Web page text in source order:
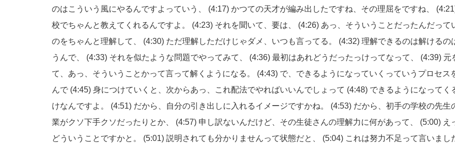
のはこういう風にやるんですよっていう、
(4:17) かつての天才が編み出したですね、その理屈をですね、
校でちゃんと教えてくれるんですよ。
(4:23) それを聞いて、要は、 (4:26) あっ、そういうことだったんだって
のをちゃんと理解して、
(4:30) ただ理解しただけじゃダメ、いつも言ってる。 (4:32) 理解できるのは解けるの
うんで、
(4:33) それを似たような問題でやってみて、 (4:36) 最初はあれどうだったっけってなって、 (4:39) 元
て、あっ、そういうことかって言って解くようになる。
(4:43) で、できるようになっていくっていうプロセス
んで (4:45) 身につけていくと、次からあっ、これ配法でやればいいんでしょって (4:48) できるようになってく
けなんですよ。
(4:51) だから、自分の引き出しに入れるイメージですかね。 (4:53) だから、初手の学校の先生
業がクソ下手クソだったりとか、
(4:57) 申し訳ないんだけど、その生徒さんの理解力に何があって、 (5:00) え
どういうことですかと。
(5:01) 説明されても分かりませんって状態だと、 (5:04) これは努力不足って言いまし